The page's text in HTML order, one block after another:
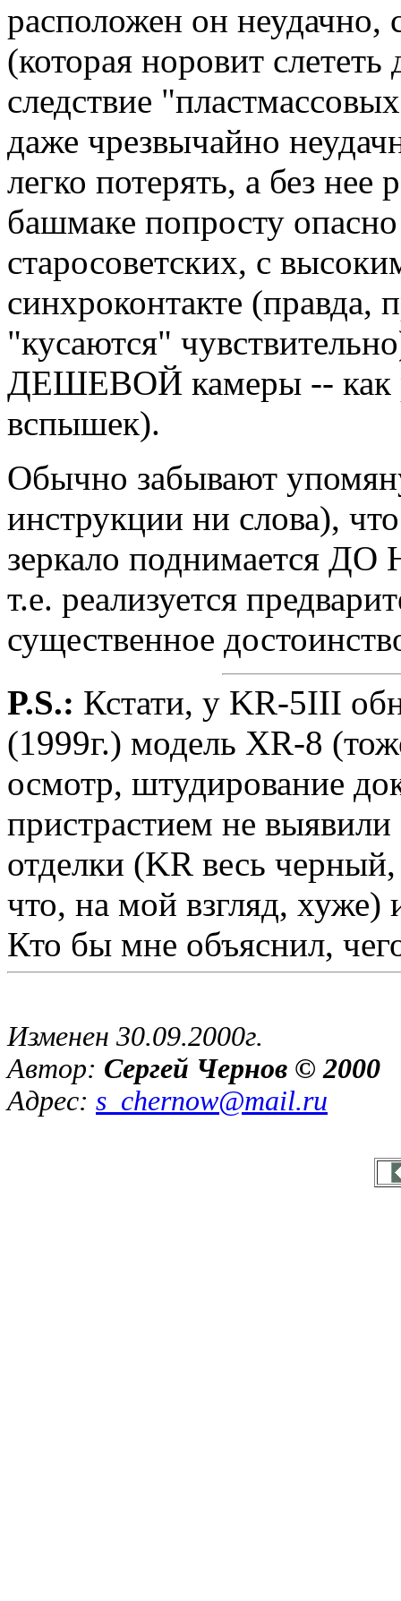
расположен он неудачно,
(которая норовит слететь
следствие
даже чрезвычайно
легко потерять, а без
башмаке попросту
старосоветских, с
синхроконтакте
"кусаются"
ДЕШЕВОЙ камеры -- как
вспышек).
Обычно забывают
инструкции ни слова),
зеркало поднимается
т.е. реализуется
существенное
P.S.: Кстати, у KR-5III
(1999г.) модель XR-8
осмотр, штудирование
пристрастием не
отделки (KR весь
что, на мой взгляд,
Кто бы мне объяснил,
Изменен 30.09.2000г.
Автор: Сергей Чернов © 2000
Адрес: s_chernow@mail.ru